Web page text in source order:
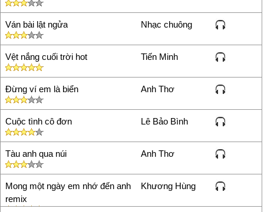
Ván bài lật ngửa Nhạc chuông
Vệt nắng cuối trời hot Tiến Minh
Đừng ví em là biển Anh Thơ
Cuộc tình cô đơn Lê Bảo Bình
Tàu anh qua núi Anh Thơ
Mong một ngày em nhớ đến anh
remix
Khương Hùng